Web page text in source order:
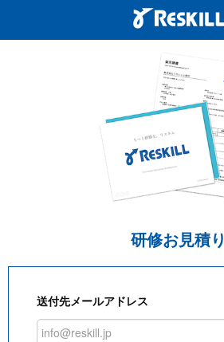
研修お見積り
送付先メールアドレス